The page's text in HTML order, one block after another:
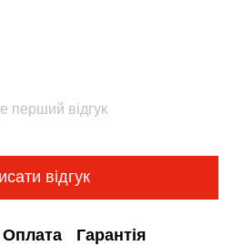
перший відгук
відгук
Оплата Гарантія